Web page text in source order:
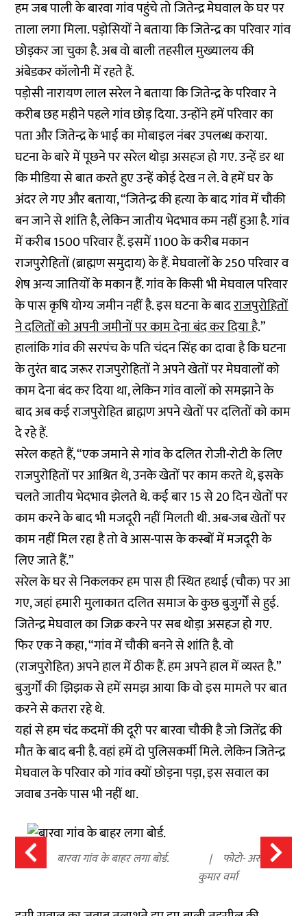
हम जब पाली के बारवा गांव पहुंचे तो जितेन्द्र मेघवाल के घर पर
ताला लगा मिला. पड़ोसियों ने बताया कि जितेन्द्र का परिवार गांव
छोड़कर जा चुका है. अब वो बाली तहसील मुख्यालय की
अंबेडकर कॉलोनी में रहते हैं.
पड़ोसी नारायण लाल सरेल ने बताया कि जितेन्द्र के परिवार ने
करीब छह महीने पहले गांव छोड़ दिया. उन्होंने हमें परिवार का
पता और जितेन्द्र के भाई का मोबाइल नंबर उपलब्ध कराया.
घटना के बारे में पूछने पर सरेल थोड़ा असहज हो गए. उन्हें डर था
कि मीडिया से बात करते हुए उन्हें कोई देख न ले. वे हमें घर के
अंदर ले गए और बताया, “जितेन्द्र की हत्या के बाद गांव में चौकी
बन जाने से शांति है, लेकिन जातीय भेदभाव कम नहीं हुआ है. गांव
में करीब 1500 परिवार हैं. इसमें 1100 के करीब मकान
राजपुरोहितों (ब्राह्मण समुदाय) के हैं. मेघवालों के 250 परिवार व
शेष अन्य जातियों के मकान हैं. गांव के किसी भी मेघवाल परिवार
के पास कृषि योग्य जमीन नहीं है. इस घटना के बादराजपुरोहितों
ने दलितों को अपनी जमीनों पर काम देना बंद कर दिया है.”
हालांकि गांव की सरपंच के पति चंदन सिंह का दावा है कि घटना
के तुरंत बाद जरूर राजपुरोहितों ने अपने खेतों पर मेघवालों को
काम देना बंद कर दिया था, लेकिन गांव वालों को समझाने के
बाद अब कई राजपुरोहित ब्राह्मण अपने खेतों पर दलितों को काम
दे रहे हैं.
सरेल कहते हैं, “एक जमाने से गांव के दलित रोजी-रोटी के लिए
राजपुरोहितों पर आश्रित थे, उनके खेतों पर काम करते थे, इसके
चलते जातीय भेदभाव झेलते थे. कई बार 15 से 20 दिन खेतों पर
काम करने के बाद भी मजदूरी नहीं मिलती थी. अब-जब खेतों पर
काम नहीं मिल रहा है तो वे आस-पास के कस्बों में मजदूरी के
लिए जाते हैं.”
सरेल के घर से निकलकर हम पास ही स्थित हथाई (चौक) पर आ
गए, जहां हमारी मुलाकात दलित समाज के कुछ बुजुर्गों से हुई.
जितेन्द्र मेघवाल का जिक्र करने पर सब थोड़ा असहज हो गए.
फिर एक ने कहा, “गांव में चौकी बनने से शांति है. वो
(राजपुरोहित) अपने हाल में ठीक हैं. हम अपने हाल में व्यस्त है.”
बुजुर्गों की झिझक से हमें समझ आया कि वो इस मामले पर बात
करने से कतरा रहे थे.
यहां से हम चंद कदमों की दूरी पर बारवा चौकी है जो जितेंद्र की
मौत के बाद बनी है. वहां हमें दो पुलिसकर्मी मिले. लेकिन जितेन्द्र
मेघवाल के परिवार को गांव क्यों छोड़ना पड़ा, इस सवाल का
जवाब उनके पास भी नहीं था.
बारवा गांव के बाहर लगा बोर्ड.
फोटो- अरुण
कुमार वर्मा